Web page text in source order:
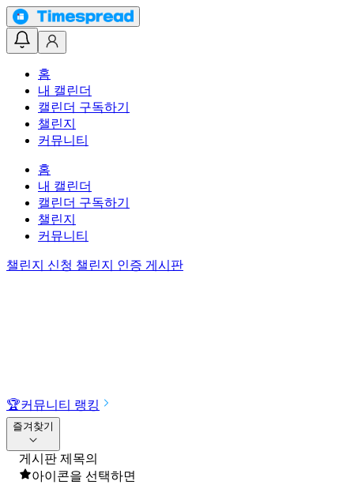
홈
내 캘린더
캘린더 구독하기
챌린지
커뮤니티
홈
내 캘린더
캘린더 구독하기
챌린지
커뮤니티
챌린지 신청 챌린지 인증 게시판
🏆커뮤니티 랭킹
즐겨찾기
게시판 제목의
아이콘을 선택하면